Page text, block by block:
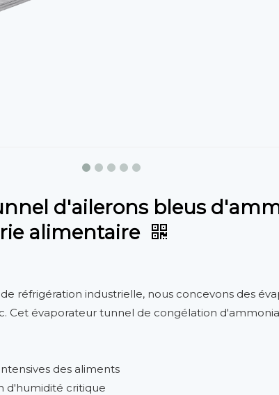
d'ailerons bleus
alimentaire
réfrigération industrielle, nous concevons des
Cet évaporateur tunnel de congélation
des aliments
d'humidité critique